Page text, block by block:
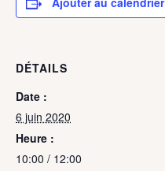
DÉTAILS
Date :
6 juin 2020
Heure :
10:00 / 12:00